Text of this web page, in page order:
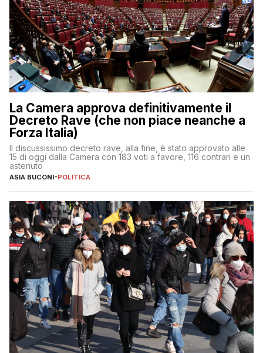
La Camera approva definitivamente il
Decreto Rave (che non piace neanche a
Forza Italia)
Il discussissimo decreto rave, alla fine, è stato approvato alle
15 di oggi dalla Camera con 183 voti a favore, 116 contrari e un
astenuto
ASIA BUCONI-POLITICA